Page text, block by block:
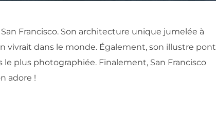
Francisco. Son architecture unique jumelée à
vivrait dans le monde. Également, son illustre pont
plus photographiée. Finalement, San Francisco
adore !